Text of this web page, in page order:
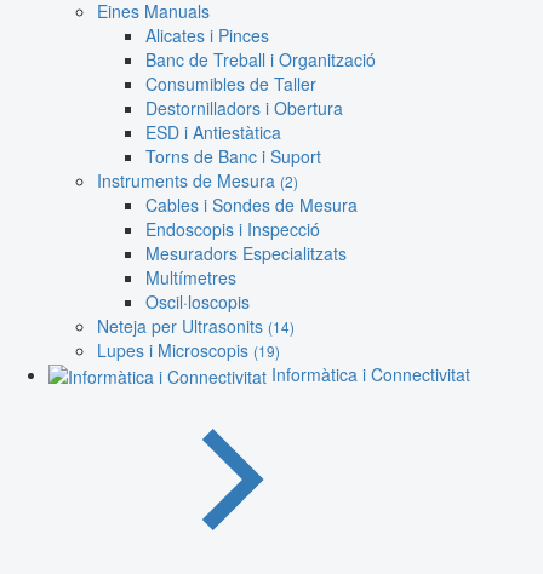
Eines Manuals
Alicates i Pinces
Banc de Treball i Organització
Consumibles de Taller
Destornilladors i Obertura
ESD i Antiestàtica
Torns de Banc i Suport
Instruments de Mesura (2)
Cables i Sondes de Mesura
Endoscopis i Inspecció
Mesuradors Especialitzats
Multímetres
Oscil·loscopis
Neteja per Ultrasonits (14)
Lupes i Microscopis (19)
Informàtica i Connectivitat